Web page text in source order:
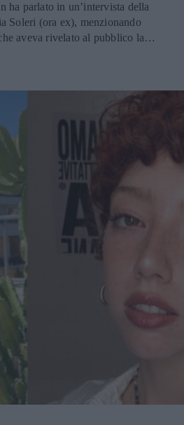
ha parlato in un’intervista della
Soleri (ora ex), menzionando
aveva rivelato al pubblico la